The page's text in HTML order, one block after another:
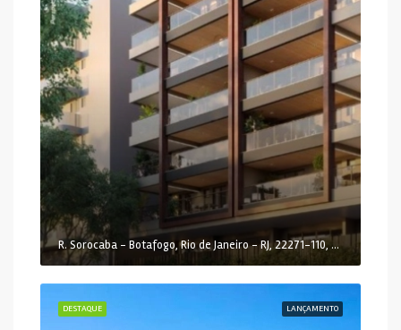
R. Sorocaba - Botafogo, Rio de Janeiro - RJ, 22271-110, Brasil
LANÇAMENTO
DESTAQUE